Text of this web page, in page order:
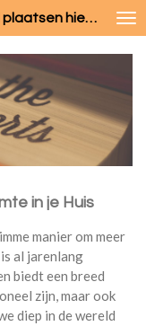
Direct de scherpste offerte dakkapel plaatsen hier gratis aanvragen
in je Huis
manier om meer
al jarenlang
biedt een breed
zijn, maar ook
diep in de wereld